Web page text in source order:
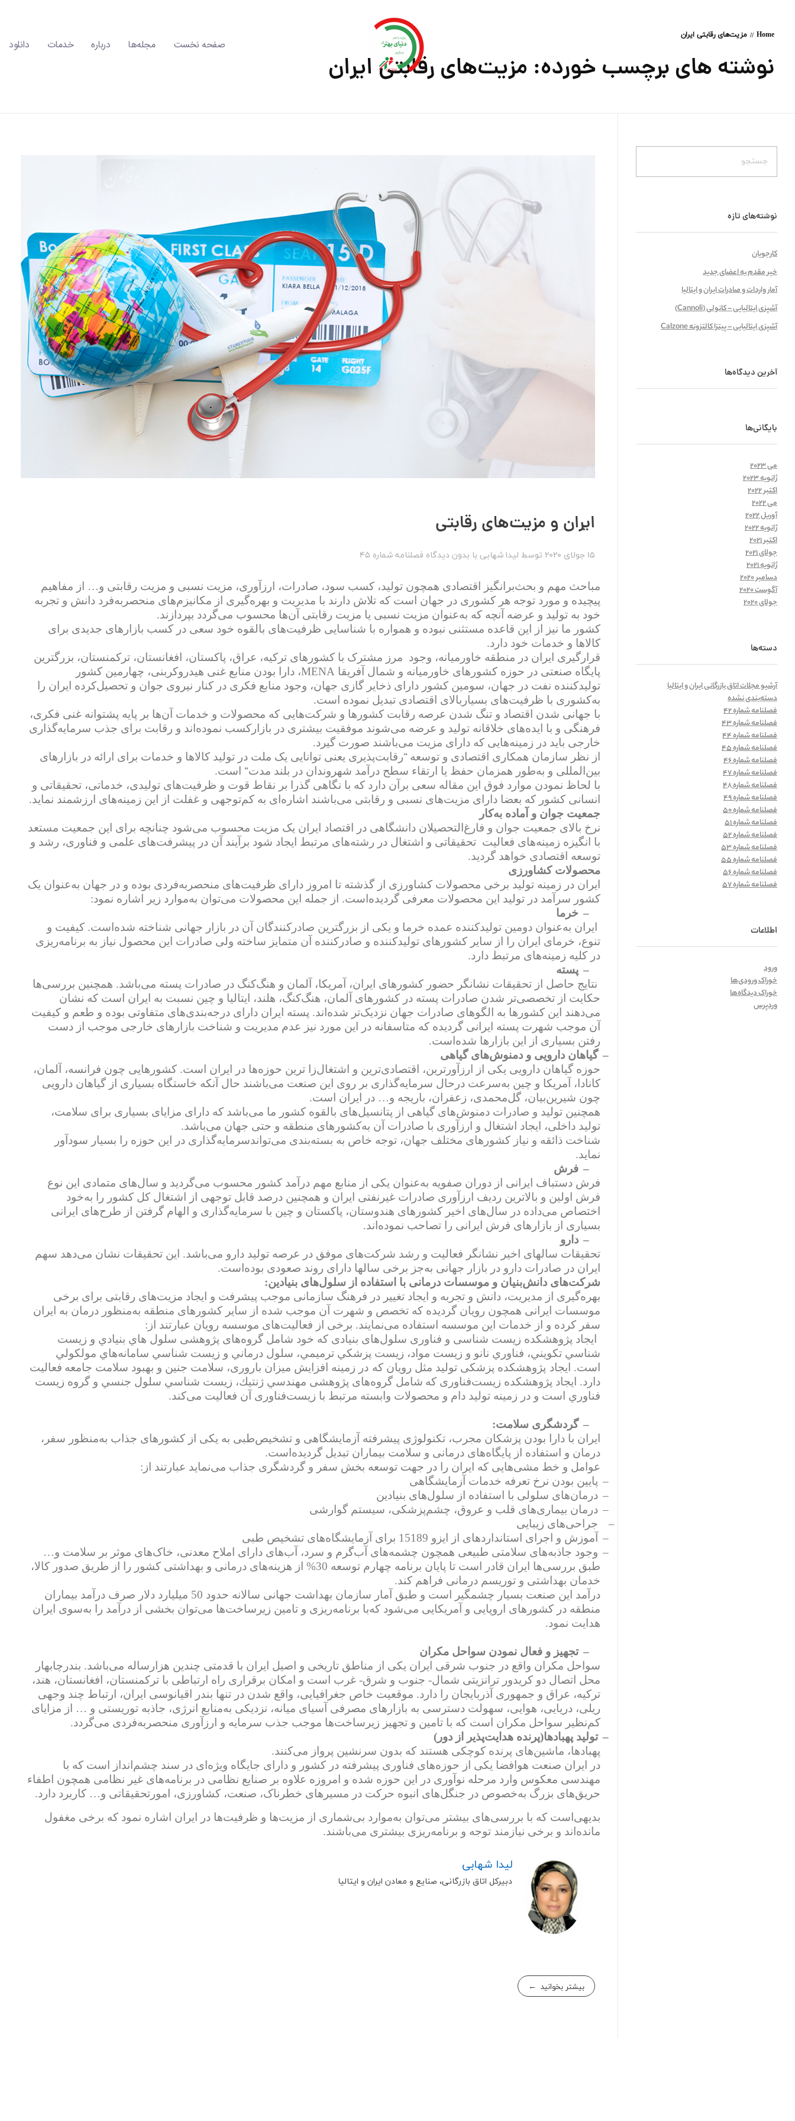
صفحه نخست مجله‌ها درباره خدمات دانلود
Home مزیت‌های رقابتی ایران
نوشته های برچسب خورده: مزیت‌های رقابتی ایران
ایران و مزیت‌های رقابتی
15 جولای 2020 توسط لیدا شهابی با بدون دیدگاه فصلنامه شماره 45
مباحث مهم و بحث‌برانگیز اقتصادی همچون تولید، کسب سود، صادرات، ارزآوری، مزیت نسبی و مزیت رقابتی و… از مفاهیم
پیچیده و مورد توجه هر کشوری در جهان است که تلاش دارند با مدیریت و بهره‌گیری از مکانیزم‌های منحصربه‌فرد دانش و تجربه
خود به تولید و عرضه آنچه که به‌عنوان مزیت نسبی یا مزیت رقابتی آن‌ها محسوب می‌گردد بپردازند.
کشور ما نیز از این قاعده مستثنی نبوده و همواره با شناسایی ظرفیت‌های بالقوه خود سعی در کسب بازارهای جدیدی برای
کالاها و خدمات خود دارد.
قرارگیری ایران در منطقه خاورمیانه، وجود مرز مشترک با کشورهای ترکیه، عراق، پاکستان، افغانستان، ترکمنستان، بزرگترین
پایگاه صنعتی در حوزه کشورهای خاورمیانه و شمال آفریقا MENA، دارا بودن منابع غنی هیدروکربنی، چهارمین کشور
تولیدکننده نفت در جهان، سومین کشور دارای ذخایر گازی جهان، وجود منابع فکری در کنار نیروی جوان و تحصیل‌کرده ایران را
به‌کشوری با ظرفیت‌های بسیاربالای اقتصادی تبدیل نموده است.
با جهانی شدن اقتصاد و تنگ شدن عرصه رقابت کشورها و شرکت‌هایی که محصولات و خدمات آن‌ها بر پایه پشتوانه غنی فکری،
فرهنگی و با ایده‌های خلاقانه تولید و عرضه می‌شوند موفقیت بیشتری در بازارکسب نموده‌اند و رقابت برای جذب سرمایه‌گذاری
خارجی باید در زمینه‌هایی که دارای مزیت می‌باشند صورت گیرد.
از نظر سازمان همکاری اقتصادی و توسعه “رقابت‌پذیری یعنی توانایی یک ملت در تولید کالاها و خدمات برای ارائه در بازارهای
بین‌المللی و به‌طور همزمان حفظ یا ارتقاء سطح درآمد شهروندان در بلند مدت“ است.
با لحاظ نمودن موارد فوق این مقاله سعی برآن دارد که با نگاهی گذرا بر ‌نقاط قوت و ظرفیت‌های تولیدی، خدماتی، تحقیقاتی و
انسانی کشور که بعضا دارای مزیت‌های نسبی و رقابتی می‌باشند اشاره‌ای به کم‌توجهی و غفلت از این زمینه‌های ارزشمند نماید.
جمعیت جوان و آماده به‌کار
نرخ بالای جمعیت جوان و فارغ‌التحصیلان دانشگاهی در اقتصاد ایران یک مزیت محسوب می‌شود چنانچه برای این جمعیت مستعد
با انگیزه زمینه‌های فعالیت تحقیقاتی و اشتغال در رشته‌های مرتبط ایجاد شود برآیند آن در پیشرفت‌های علمی و فناوری، رشد و
توسعه اقتصادی خواهد گردید.
محصولات کشاورزی
ایران در زمینه تولید برخی محصولات کشاورزی از گذشته تا امروز دارای ظرفیت‌های منحصربه‌فردی بوده و در جهان به‌عنوان یک
کشور سرآمد در تولید این محصولات معرفی گردیده‌است. از جمله این محصولات می‌توان به‌موارد زیر اشاره نمود:
– خرما
ایران به‌عنوان دومین تولیدکننده عمده خرما و یکی از بزرگترین صادرکنندگان آن در بازار جهانی شناخته شده‌است. کیفیت و
تنوع، خرمای ایران را از سایر کشورهای تولیدکننده و صادرکننده آن متمایز ساخته ولی صادرات این محصول نیاز به برنامه‌ریزی
در کلیه زمینه‌های مرتبط دارد.
– پسته
نتایج حاصل از تحقیقات نشانگر حضور کشورهای ایران، آمریکا، آلمان و هنگ‌کنگ در صادرات پسته می‌باشد. همچنین بررسی‎‌ها
حکایت از تخصصی‌تر شدن صادرات پسته در کشورهای آلمان، هنگ‌کنگ، هلند، ایتالیا و چین نسبت به ایران است که نشان
می‌دهند این کشورها به الگوهای صادرات جهان نزدیک‌تر شده‌اند. پسته ایران دارای درجه‌بندی‌های متفاوتی بوده و طعم و کیفیت
آن موجب شهرت پسته ایرانی گردیده که متاسفانه در این مورد نیز عدم مدیریت و شناخت بازارهای خارجی موجب از دست
رفتن بسیاری از این بازارها شده‌است.
– گیاهان دارویی و دمنوش‌های گیاهی
حوزه گیاهان دارویی یکی از ارزآورترین، اقتصادی‌ترین و اشتغال‌زا ترین حوزه‌ها در ایران است. کشورهایی چون فرانسه، آلمان،
کانادا، آمریکا و چین به‌سرعت درحال سرمایه‌گذاری بر روی این صنعت می‌باشند حال‌ آنکه خاستگاه بسیاری از گیاهان دارویی
چون شیرین‌بیان، گل‌محمدی، زعفران، باریجه و… در ایران است.
همچنین تولید و صادرات دمنوش‌های گیاهی از پتانسیل‌های بالقوه کشور ما می‌باشد که دارای مزایای بسیاری برای سلامت،
تولید داخلی، ایجاد اشتغال و ارزآوری با صادرات آن به‌کشورهای منطقه و حتی جهان می‌باشد.
شناخت ذائقه و نیاز کشورهای مختلف جهان، توجه خاص به بسته‌بندی می‌تواندسرمایه‌گذاری در این حوزه را بسیار سودآور
نماید.
– فرش
فرش دستباف ایرانی از دوران صفویه به‌عنوان یکی از منابع مهم درآمد کشور محسوب می‌گردید و سال‌های متمادی این نوع
فرش اولین و بالاترین ردیف ارزآوری صادرات غیرنفتی ایران و همچنین درصد قابل توجهی از اشتغال کل کشور را به‌خود
اختصاص می‌داده در سال‌های اخیر کشورهای هندوستان، پاکستان و چین با سرمایه‌گذاری و الهام گرفتن از طرح‌های ایرانی
بسیاری از بازارهای فرش ایرانی را تصاحب نموده‌اند.
– دارو
تحقیقات سالهای اخیر نشانگر فعالیت و رشد شرکت‌های موفق در عرصه تولید دارو می‌باشد. این تحقیقات نشان می‌دهد سهم
ایران در صادرات دارو در بازار جهانی به‌جز برخی سالها دارای روند صعودی بوده‌است.
شرکت‌های دانش‌بنیان و موسسات درمانی با استفاده از سلول‌های بنیادین:
بهره‌گیری از مدیریت، دانش و تجربه و ایجاد تغییر در فرهنگ سازمانی موجب پیشرفت‌ و ایجاد مزیت‌های رقابتی برای برخی
موسسات ایرانی همچون رویان گردیده که تخصص و شهرت آن موجب شده از سایر کشورهای منطقه به‌منظور درمان به ‌ایران
سفر کرده و از خدمات این موسسه استفاده می‌نمایند. برخی از فعالیت‌های موسسه رویان عبارتند از:
ایجاد پژوهشکده زیست شناسی و فناوری سلول‌های بنیادی که خود شامل گروه‌های پژوهشی سلول هاي بنيادي و زيست
شناسي تكويني، فناوري نانو و زيست مواد، زيست پزشكي ترميمي، سلول درماني و زيست شناسي سامانه‌هاي مولكولي
است. ایجاد پژوهشکده پزشکی تولید مثل رویان که در زمینه افزایش میزان باروری، سلامت جنین و بهبود سلامت جامعه فعالیت
دارد. ایجاد پژوهشکده زیست‌فناوری که شامل گروه‌های پژوهشی مهندسي ژنتيك، زيست شناسي سلول جنسي و گروه زيست
فناوري است و در زمینه تولید دام و محصولات وابسته مرتبط با زیست‌فناوری آن فعالیت می‌کند.
– گردشگری سلامت:
ایران با دارا بودن پزشکان مجرب، تکنولوژی پیشرفته آزمایشگاهی و تشخیص‌طبی به یکی از کشورهای جذاب به‌منظور سفر،
درمان و استفاده از پایگاه‌های درمانی و سلامت بیماران تبدیل گردیده‌است.
عوامل و خط مشی‌هایی که ایران را در جهت توسعه بخش سفر و گردشگری جذاب می‌نماید عبارتند از:
– پایین بودن نرخ تعرفه خدمات آزمایشگاهی
– درمان‌های سلولی با استفاده از سلول‌های بنیادین
– درمان‌ بیماری‌های قلب و عروق، چشم‌پزشکی، سیستم گوارشی
– جراحی‌های زیبایی
– آموزش و اجرای استانداردهای از ایزو 15189 برای آزمایشگاه‌های تشخیص طبی
– وجود جاذبه‌های سلامتی طبیعی همچون چشمه‌های آب‌گرم و سرد، آب‌های دارای املاح معدنی، خاک‌های موثر بر سلامت و…
طبق بررسی‌ها ایران قادر است تا پایان برنامه چهارم توسعه 30% از هزینه‌های درمانی و بهداشتی کشور را از طریق صدور کالا،
خدمان بهداشتی و توریسم درمانی فراهم کند.
درآمد این صنعت بسیار چشمگیر است و طبق آمار سازمان بهداشت جهانی سالانه حدود 50 میلیارد دلار صرف درآمد بیماران
منطقه در کشورهای اروپایی و آمریکایی می‌شود که‌با برنامه‌ریزی و تامین زیرساخت‌ها می‌توان بخشی از درآمد را به‌سوی ایران
هدایت نمود.
– تجهیز و فعال نمودن سواحل مکران
سواحل مکران واقع در جنوب شرقی ایران یکی از مناطق تاریخی و اصیل ایران با قدمتی چندین هزارساله می‌باشد. بندرچابهار
محل اتصال دو کریدور ترانزیتی شمال- جنوب و شرق- غرب است و امکان برقراری راه ارتباطی با ترکمنستان، افغانستان، هند،
ترکیه، عراق و جمهوری آذربایجان را دارد. موقعیت خاص جغرافیایی، واقع شدن در تنها بندر اقیانوسی ایران، ارتباط چند وجهی
ریلی، دریایی، هوایی، سهولت دسترسی به بازارهای مصرفی آسیای میانه، نزدیکی به‌منابع انرژی، جاذبه توریستی و … از مزایای
کم‌نظیر سواحل مکران است که با تامین و تجهیز زیرساخت‌ها موجب جذب سرمایه و ارزآوری منحصربه‌فردی می‌گردد.
– تولید پهبادها(پرنده هدایت‌پذیر از دور)
پهبادها، ماشین‌های پرنده کوچکی هستند که بدون سرنشین پرواز می‌کنند.
در ایران صنعت هوافضا یکی از حوزه‌های فناوری پیشرفته در کشور و دارای جایگاه ویژه‌ای در سند چشم‌انداز است که با
مهندسی معکوس وارد مرحله نوآوری در این حوزه شده و امروزه علاوه بر صنایع نظامی در برنامه‌های غیر نظامی همچون اطفاء
حریق‌های بزرگ به‌خصوص در جنگل‌های انبوه حرکت در مسیرهای خطرناک، صنعت، کشاورزی، امورتحقیقاتی و… کاربرد دارد.
بدیهی‌است که با بررسی‌های بیشتر می‌توان به‌موارد بی‌شماری از مزیت‌ها و ظرفیت‌ها در ایران اشاره نمود که برخی مغفول
مانده‌اند و برخی نیازمند توجه و برنامه‌ریزی بیشتری می‌باشند.
لیدا شهابی
دبیرکل اتاق بازرگانی، صنایع و معادن ایران و ایتالیا
بیشتر بخوانید
نوشته‌های تازه
کارجویان
خیر مقدم به اعضای جدید
آمار واردات و صادرات ایران و ایتالیا
آشپزی ایتالیایی – کانولی (Cannoli)
آشپزی ایتالیایی – پیتزا کالتزونه Calzone
آخرین دیدگاه‌ها
بایگانی‌ها
می 2023
ژانویه 2023
اکتبر 2022
می 2022
آوریل 2022
ژانویه 2022
اکتبر 2021
جولای 2021
ژانویه 2021
دسامبر 2020
آگوست 2020
جولای 2020
دسته‌ها
آرشیو مجلات اتاق بازرگانی ایران و ایتالیا
دسته‌بندی نشده
فصلنامه شماره 42
فصلنامه شماره 43
فصلنامه شماره 44
فصلنامه شماره 45
فصلنامه شماره 46
فصلنامه شماره 47
فصلنامه شماره 48
فصلنامه شماره 49
فصلنامه شماره 50
فصلنامه شماره 51
فصلنامه شماره 52
فصلنامه شماره 53
فصلنامه شماره 55
فصلنامه شماره 56
فصلنامه شماره 57
اطلاعات
ورود
خوراک ورودی‌ها
خوراک دیدگاه‌ها
وردپرس